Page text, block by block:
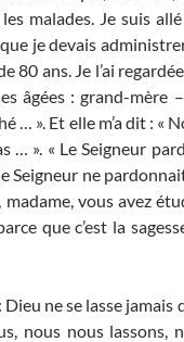
malades. Je suis
je devais
80 ans. Je l’ai
âgées : grand-mère
… ». Et elle m’a dit :
… ». « Le Seigneur
Seigneur ne
vous avez
que c’est la
ne se lasse jamais
nous nous lassons,